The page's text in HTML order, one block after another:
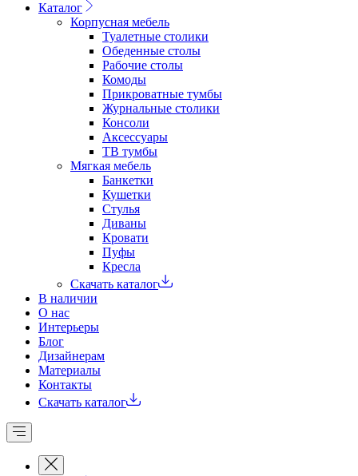
Каталог
Корпусная мебель
Туалетные столики
Обеденные cтолы
Рабочие столы
Комоды
Прикроватные тумбы
Журнальные столики
Консоли
Аксессуары
ТВ тумбы
Мягкая мебель
Банкетки
Кушетки
Стулья
Диваны
Кровати
Пуфы
Кресла
Скачать каталог
В наличии
О нас
Интерьеры
Блог
Дизайнерам
Материалы
Контакты
Скачать каталог